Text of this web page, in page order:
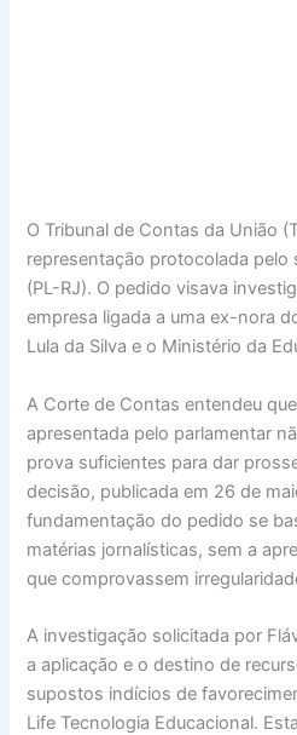
O Tribunal de Contas da União
representação protocolada pelo
(PL-RJ). O pedido visava
empresa ligada a uma ex-nora
Lula da Silva e o Ministério da
A Corte de Contas entendeu
apresentada pelo parlamentar
prova suficientes para dar
decisão, publicada em 26 de
fundamentação do pedido se
matérias jornalísticas, sem a
que comprovassem
A investigação solicitada por
a aplicação e o destino de
supostos indícios de
Life Tecnologia Educacional.